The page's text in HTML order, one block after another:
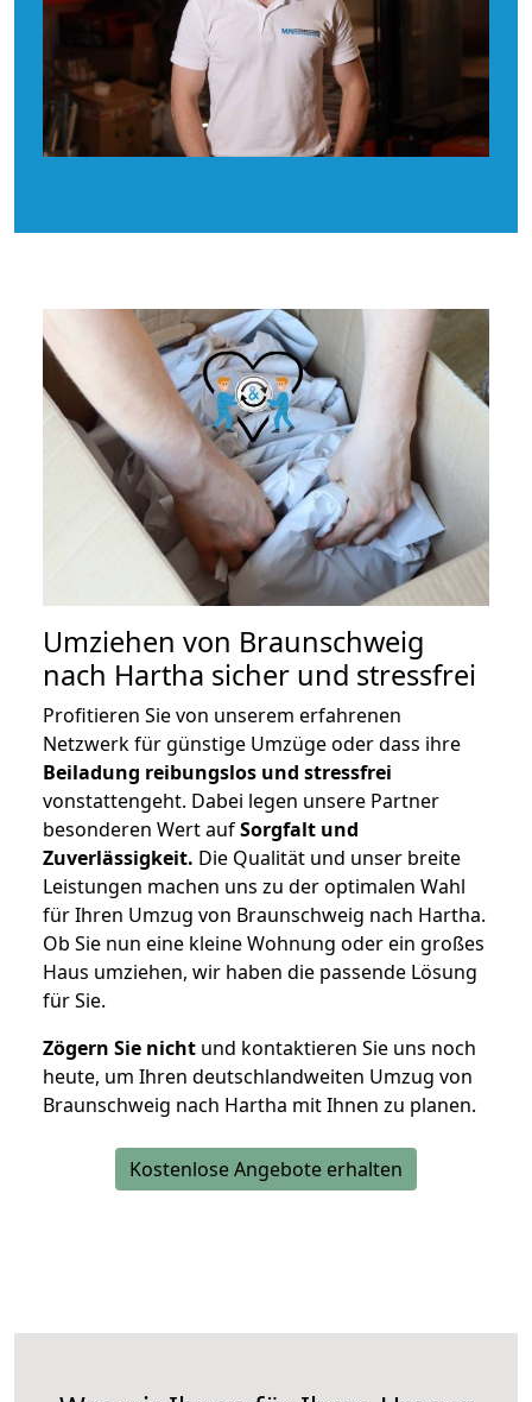
Umziehen von Braunschweig
nach Hartha sicher und stressfrei
Profitieren Sie von unserem erfahrenen
Netzwerk für günstige Umzüge oder dass ihre
Beiladung reibungslos und stressfrei
vonstattengeht. Dabei legen unsere Partner
besonderen Wert aufSorgfalt und
Zuverlässigkeit. Die Qualität und unser breite
Leistungen machen uns zu der optimalen Wahl
für Ihren Umzug von Braunschweig nach Hartha.
Ob Sie nun eine kleine Wohnung oder ein großes
Haus umziehen, wir haben die passende Lösung
für Sie.
Zögern Sie nicht und kontaktieren Sie uns noch
heute, um Ihren deutschlandweiten Umzug von
Braunschweig nach Hartha mit Ihnen zu planen.
Kostenlose Angebote erhalten